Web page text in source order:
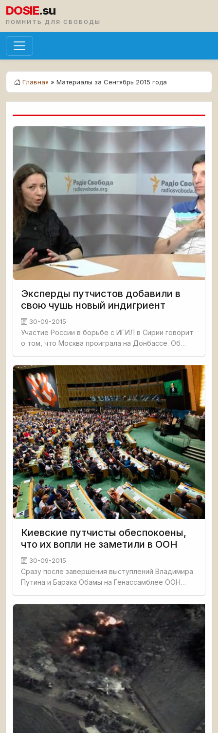
DOSIE.su
ПОМНИТЬ ДЛЯ СВОБОДЫ
Главная » Материалы за Сентябрь 2015 года
Эксперды путчистов добавили в
свою чушь новый индигриент
30-09-2015
Участие России в борьбе с ИГИЛ в Сирии говорит
о том, что Москва проиграла на Донбассе. Об
политолог
Киевские путчисты обеспокоены,
что их вопли не заметили в ООН
30-09-2015
Сразу после завершения выступлений Владимира
Путина и Барака Обамы на Генассамблее ООН
адресованные миру лидерами двух ведущих
держав, от которых напрямую